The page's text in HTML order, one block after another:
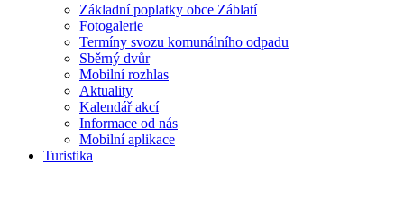
Základní poplatky obce Záblatí
Fotogalerie
Termíny svozu komunálního odpadu
Sběrný dvůr
Mobilní rozhlas
Aktuality
Kalendář akcí
Informace od nás
Mobilní aplikace
Turistika